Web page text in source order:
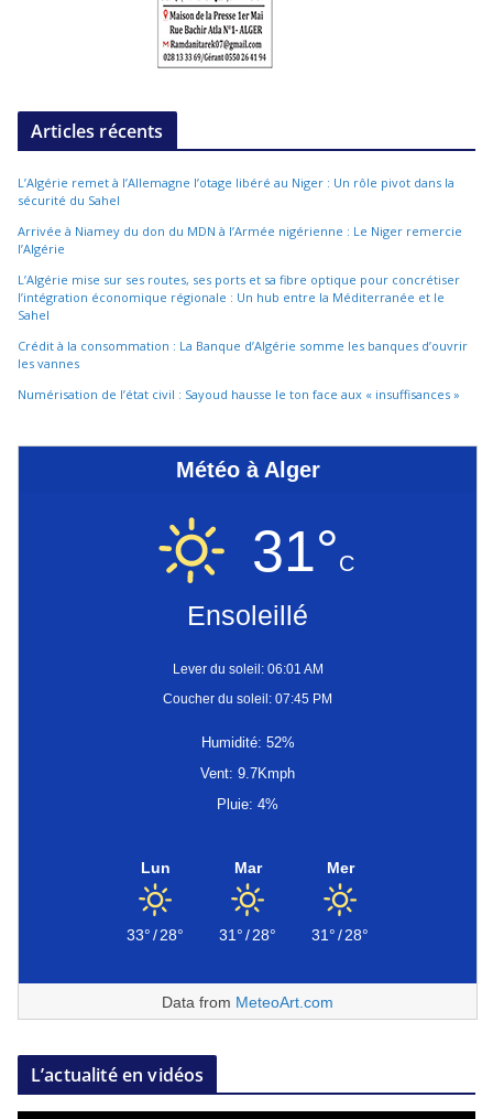
Articles récents
L’Algérie remet à l’Allemagne l’otage libéré au Niger : Un rôle pivot dans la
sécurité du Sahel
Arrivée à Niamey du don du MDN à l’Armée nigérienne : Le Niger remercie
l’Algérie
L’Algérie mise sur ses routes, ses ports et sa fibre optique pour concrétiser
l’intégration économique régionale : Un hub entre la Méditerranée et le
Sahel
Crédit à la consommation : La Banque d’Algérie somme les banques d’ouvrir
les vannes
Numérisation de l’état civil : Sayoud hausse le ton face aux « insuffisances »
Météo à Alger
31°C
Ensoleillé
Lever du soleil: 06:01 AM
Coucher du soleil: 07:45 PM
Humidité: 52%
Vent: 9.7Kmph
Pluie: 4%
Lun
33°/28°
Mar
31°/28°
Mer
31°/28°
Data from MeteoArt.com
L’actualité en vidéos